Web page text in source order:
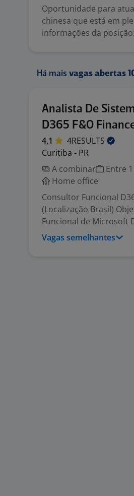
Oportunidade para
chinesa que está em
informações da
Há mais vagas abertas
Analista De
D365 F&O
4,1
4RESULTS
Curitiba - PR
A combinar
Entre
Home office
Consultor Funcional
(Localização Brasil)
Funcional de Microsoft
Vagas semelhantes